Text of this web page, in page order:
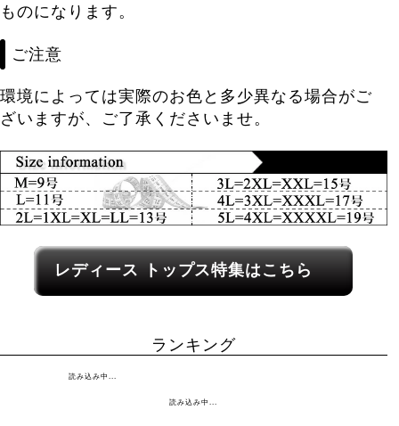
ものになります。
ご注意
環境によっては実際のお色と多少異なる場合がご
ざいますが、ご了承くださいませ。
レディース関連カテゴリーへのリンク
レディース トップス特集はこちら
ランキング
読み込み中...
読み込み中...